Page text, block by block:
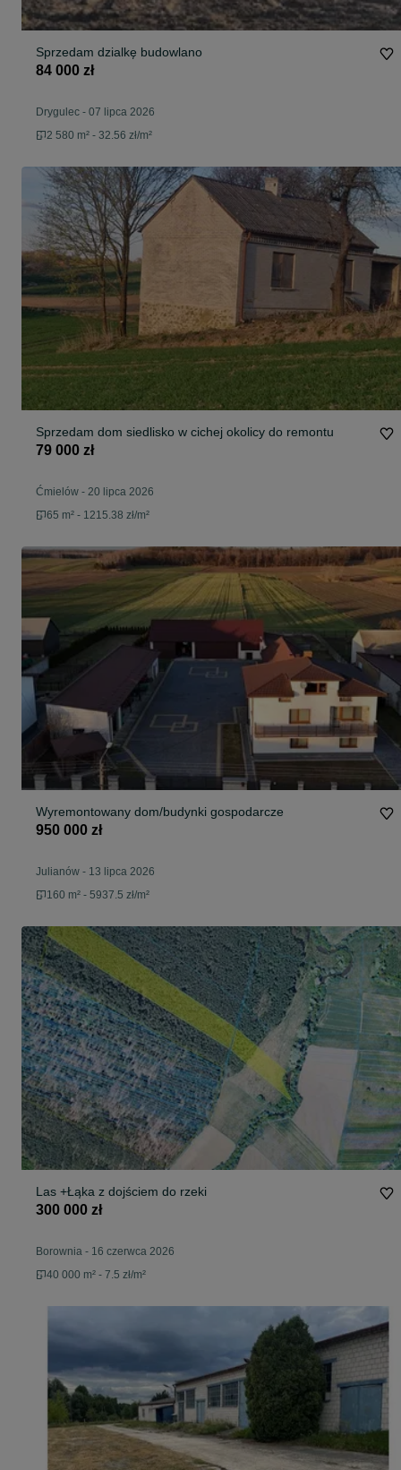
Sprzedam dzialkę budowlano
84 000 zł
Drygulec - 07 lipca 2026
2 580 m² - 32.56 zł/m²
Sprzedam dom siedlisko w cichej okolicy do remontu
79 000 zł
Ćmielów - 20 lipca 2026
65 m² - 1215.38 zł/m²
Wyremontowany dom/budynki gospodarcze
950 000 zł
Julianów - 13 lipca 2026
160 m² - 5937.5 zł/m²
Las +Łąka z dojściem do rzeki
300 000 zł
Borownia - 16 czerwca 2026
40 000 m² - 7.5 zł/m²